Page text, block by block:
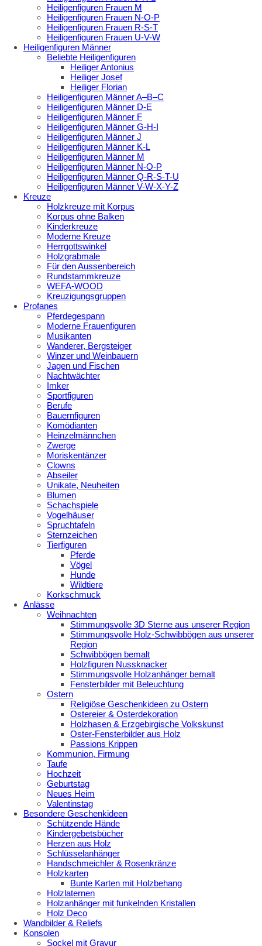
Heiligenfiguren Frauen M
Heiligenfiguren Frauen N-O-P
Heiligenfiguren Frauen R-S-T
Heiligenfiguren Frauen U-V-W
Heiligenfiguren Männer
Beliebte Heiligenfiguren
Heiliger Antonius
Heiliger Josef
Heiliger Florian
Heiligenfiguren Männer A–B–C
Heiligenfiguren Männer D-E
Heiligenfiguren Männer F
Heiligenfiguren Männer G-H-I
Heiligenfiguren Männer J
Heiligenfiguren Männer K-L
Heiligenfiguren Männer M
Heiligenfiguren Männer N-O-P
Heiligenfiguren Männer Q-R-S-T-U
Heiligenfiguren Männer V-W-X-Y-Z
Kreuze
Holzkreuze mit Korpus
Korpus ohne Balken
Kinderkreuze
Moderne Kreuze
Herrgottswinkel
Holzgrabmale
Für den Aussenbereich
Rundstammkreuze
WEFA-WOOD
Kreuzigungsgruppen
Profanes
Pferdegespann
Moderne Frauenfiguren
Musikanten
Wanderer, Bergsteiger
Winzer und Weinbauern
Jagen und Fischen
Nachtwächter
Imker
Sportfiguren
Berufe
Bauernfiguren
Komödianten
Heinzelmännchen
Zwerge
Moriskentänzer
Clowns
Abseiler
Unikate, Neuheiten
Blumen
Schachspiele
Vogelhäuser
Spruchtafeln
Sternzeichen
Tierfiguren
Pferde
Vögel
Hunde
Wildtiere
Korkschmuck
Anlässe
Weihnachten
Stimmungsvolle 3D Sterne aus unserer Region
Stimmungsvolle Holz-Schwibbögen aus unserer
Region
Schwibbögen bemalt
Holzfiguren Nussknacker
Stimmungsvolle Holzanhänger bemalt
Fensterbilder mit Beleuchtung
Ostern
Religiöse Geschenkideen zu Ostern
Ostereier & Osterdekoration
Holzhasen & Erzgebirgische Volkskunst
Oster-Fensterbilder aus Holz
Passions Krippen
Kommunion, Firmung
Taufe
Hochzeit
Geburtstag
Neues Heim
Valentinstag
Besondere Geschenkideen
Schützende Hände
Kindergebetsbücher
Herzen aus Holz
Schlüsselanhänger
Handschmeichler & Rosenkränze
Holzkarten
Bunte Karten mit Holzbehang
Holzlaternen
Holzanhänger mit funkelnden Kristallen
Holz Deco
Wandbilder & Reliefs
Konsolen
Sockel mit Gravur